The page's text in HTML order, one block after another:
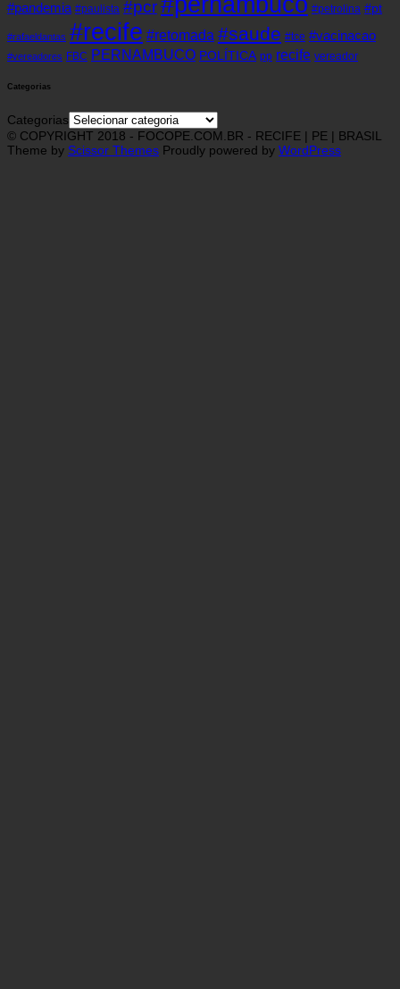
#pandemia #paulista #pcr #petrolina #pt
#rafaeldantas #recife #retomada #saude #tce #vacinacao
#vereadores FBC PERNAMBUCO POLÍTICA pp recife vereador
Categorias
Categorias
© COPYRIGHT 2018 - FOCOPE.COM.BR - RECIFE | PE | BRASIL
Theme by Scissor Themes Proudly powered by WordPress